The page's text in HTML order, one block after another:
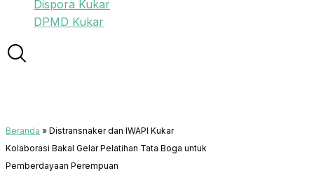
Dispora Kukar
DPMD Kukar
Beranda » Distransnaker dan IWAPI Kukar
Kolaborasi Bakal Gelar Pelatihan Tata Boga untuk
Pemberdayaan Perempuan